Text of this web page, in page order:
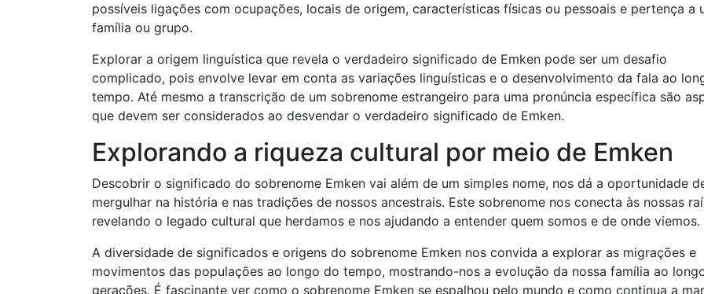
possíveis ligações com ocupações, locais de origem, características físicas ou pessoais e pertença a
família ou grupo.
Explorar a origem linguística que revela o verdadeiro significado de Emken pode ser um desafio
complicado, pois envolve levar em conta as variações linguísticas e o desenvolvimento da fala ao
tempo. Até mesmo a transcrição de um sobrenome estrangeiro para uma pronúncia específica são
que devem ser considerados ao desvendar o verdadeiro significado de Emken.
Explorando a riqueza cultural por meio de Emken
Descobrir o significado do sobrenome Emken vai além de um simples nome, nos dá a oportunidade
mergulhar na história e nas tradições de nossos ancestrais. Este sobrenome nos conecta às nossas
revelando o legado cultural que herdamos e nos ajudando a entender quem somos e de onde viemos.
A diversidade de significados e origens do sobrenome Emken nos convida a explorar as migrações e
movimentos das populações ao longo do tempo, mostrando-nos a evolução da nossa família ao
gerações. É fascinante ver como o sobrenome Emken se espalhou pelo mundo e como continua a